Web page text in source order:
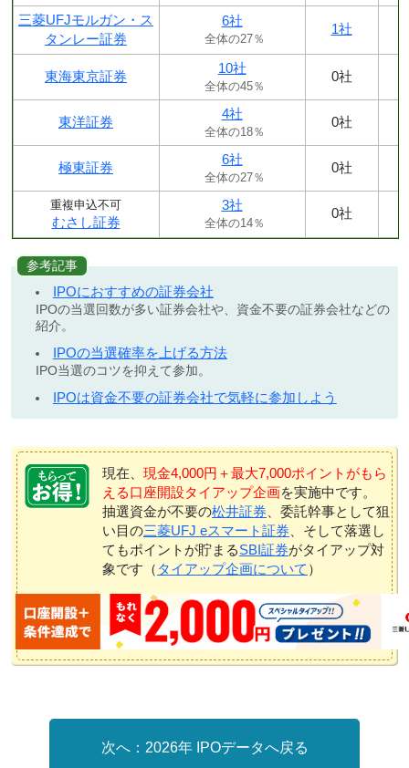
三菱UFJモルガン・ス
タンレー証券
6社
全体の27％
1社
東海東京証券
10社
全体の45％
0社
東洋証券
4社
全体の18％
0社
極東証券
6社
全体の27％
0社
重複申込不可
むさし証券
3社
全体の14％
0社
参考記事
IPOにおすすめの証券会社
IPOの当選回数が多い証券会社や、資金不要の証券会社などの
紹介。
IPOの当選確率を上げる方法
IPO当選のコツを抑えて参加。
IPOは資金不要の証券会社で気軽に参加しよう
現在、 現金4,000円＋最大7,000ポイントがもら
える口座開設タイアップ企画を実施中です。
抽選資金が不要の松井証券 、委託幹事として狙
い目の三菱UFJ eスマート証券 、そして落選し
てもポイントが貯まるSBI証券がタイアップ対
象です（ タイアップ企画について ）
2026年 IPOデータへ戻る